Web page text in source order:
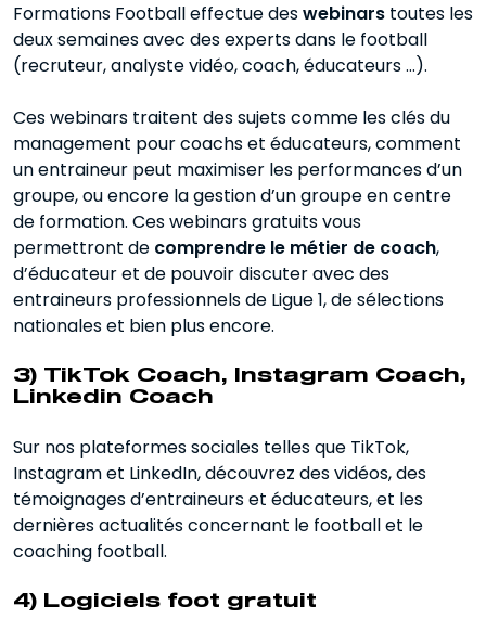
Formations Football effectue deswebinars toutes les
deux semaines avec des experts dans le football
(recruteur, analyste vidéo, coach, éducateurs …).
Ces webinars traitent des sujets comme les clés du
management pour coachs et éducateurs, comment
un entraineur peut maximiser les performances d’un
groupe, ou encore la gestion d’un groupe en centre
de formation. Ces webinars gratuits vous
permettront de comprendre le métier de coach,
d’éducateur et de pouvoir discuter avec des
entraineurs professionnels de Ligue 1, de sélections
nationales et bien plus encore.
3) TikTok Coach, Instagram Coach,
Linkedin Coach
Sur nos plateformes sociales telles que TikTok,
Instagram et LinkedIn, découvrez des vidéos, des
témoignages d’entraineurs et éducateurs, et les
dernières actualités concernant le football et le
coaching football.
4) Logiciels foot gratuit